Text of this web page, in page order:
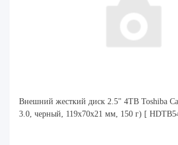
Внешний жесткий диск 2.5" 4TB Toshiba
3.0, черный, 119x70x21 мм, 150 г) [